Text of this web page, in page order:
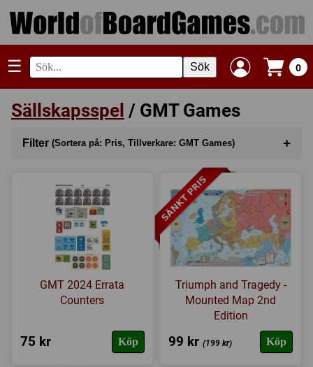
☰ Sök 0
Sällskapsspel / GMT Games
Filter (Sortera på: Pris, Tillverkare: GMT Games) +
Kategori
Serie
Tillverkare(GMT Games)
Regler
GMT 2024 Errata
Counters
75 kr Köp
Triumph and Tragedy -
Mounted Map 2nd
Edition
99 kr(199 kr) Köp